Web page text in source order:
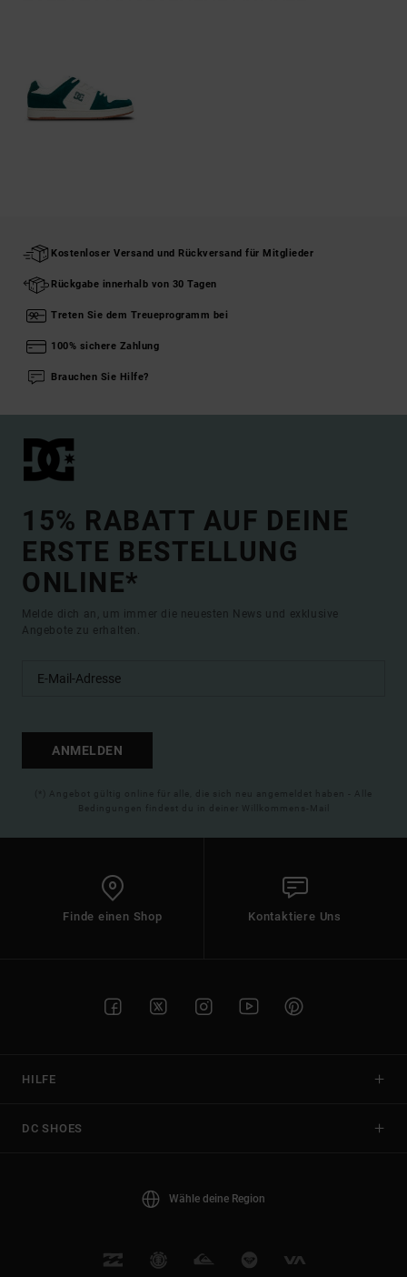
Kostenloser Versand und Rückversand für Mitglieder
Rückgabe innerhalb von 30 Tagen
Treten Sie dem Treueprogramm bei
100% sichere Zahlung
Brauchen Sie Hilfe?
15% RABATT AUF DEINE
ERSTE BESTELLUNG
ONLINE*
Melde dich an, um immer die neuesten News und exklusive
Angebote zu erhalten.
ANMELDEN
(*) Angebot gültig online für alle, die sich neu angemeldet haben - Alle
Bedingungen findest du in deiner Willkommens-Mail
Finde einen Shop Kontaktiere Uns
HILFE
DC SHOES
Wähle deine Region